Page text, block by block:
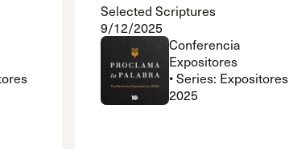
Selected Scriptures
9/12/2025
Conferencia
Expositores
• Series: Expositores
2025